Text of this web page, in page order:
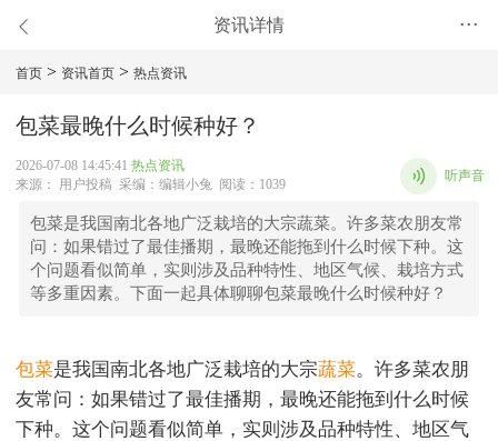
资讯详情 •••
首页 > 资讯首页 > 热点资讯
包菜最晚什么时候种好？
2026-07-08 14:45:41 热点资讯
来源： 用户投稿 采编：编辑小兔 阅读：1039
听声音
包菜是我国南北各地广泛栽培的大宗蔬菜。许多菜农朋友常
问：如果错过了最佳播期，最晚还能拖到什么时候下种。这
个问题看似简单，实则涉及品种特性、地区气候、栽培方式
等多重因素。下面一起具体聊聊包菜最晚什么时候种好？
包菜是我国南北各地广泛栽培的大宗蔬菜。许多菜农朋
友常问：如果错过了最佳播期，最晚还能拖到什么时候
下种。这个问题看似简单，实则涉及品种特性、地区气